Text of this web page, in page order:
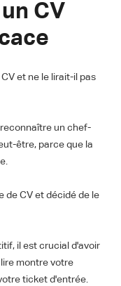
CV
et ne le lirait-il pas
un chef-
être, parce que la
de CV et décidé de le
il est crucial d'avoir
montre votre
ticket d'entrée.